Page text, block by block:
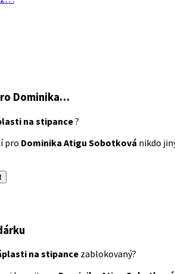
Dominika…
na stipance?
pro Dominika Atigu Sobotková nikdo
na stipance zablokovaný?